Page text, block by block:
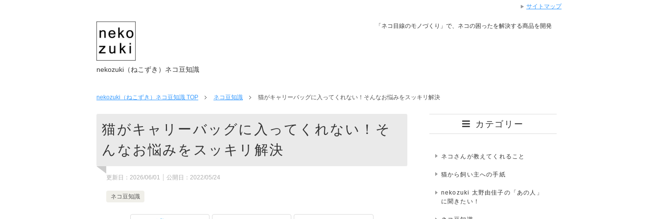
nekozuki（ねこずき）ネコ豆知識
サイトマップ
「ネコ目線のモノづくり」で、ネコの困ったを解決する商品を開発
nekozuki（ねこずき）ネコ豆知識 TOP ネコ豆知識 猫がキャリーバッグに入ってくれない！そんなお悩みをスッキリ解決
猫がキャリーバッグに入ってくれない！そ
んなお悩みをスッキリ解決
更新日： 2026/06/01 公開日： 2022/05/24
ネコ豆知識
カテゴリー
ネコさんが教えてくれること
猫から飼い主への手紙
nekozuki 太野由佳子の「あの人」
に聞きたい！